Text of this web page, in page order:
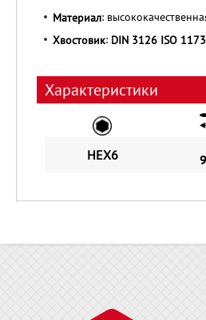
Материал:
Хвостовик: DIN 3126 ISO 1173
Характеристики
HEX6